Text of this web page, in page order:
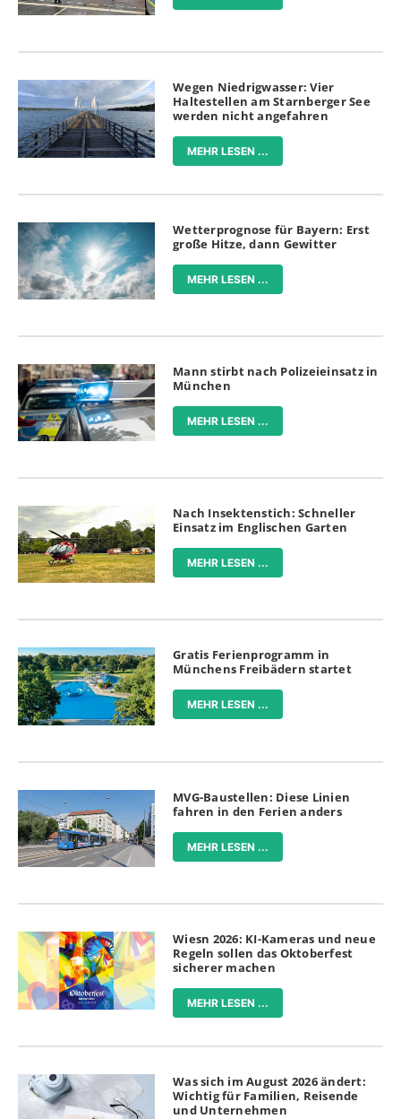
Wegen Niedrigwasser: Vier
Haltestellen am Starnberger See
werden nicht angefahren
MEHR LESEN ...
Wetterprognose für Bayern: Erst
große Hitze, dann Gewitter
MEHR LESEN ...
Mann stirbt nach Polizeieinsatz in
München
MEHR LESEN ...
Nach Insektenstich: Schneller
Einsatz im Englischen Garten
MEHR LESEN ...
Gratis Ferienprogramm in
Münchens Freibädern startet
MEHR LESEN ...
MVG-Baustellen: Diese Linien
fahren in den Ferien anders
MEHR LESEN ...
Wiesn 2026: KI-Kameras und neue
Regeln sollen das Oktoberfest
sicherer machen
MEHR LESEN ...
Was sich im August 2026 ändert:
Wichtig für Familien, Reisende
und Unternehmen